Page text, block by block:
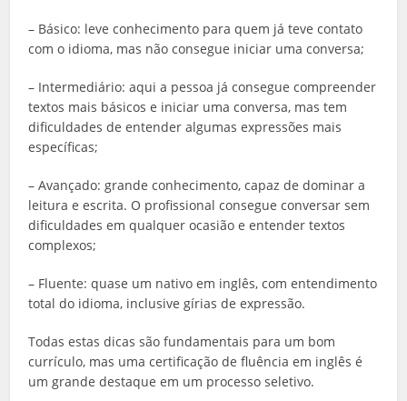
– Básico: leve conhecimento para quem já teve contato
com o idioma, mas não consegue iniciar uma conversa;
– Intermediário: aqui a pessoa já consegue compreender
textos mais básicos e iniciar uma conversa, mas tem
dificuldades de entender algumas expressões mais
específicas;
– Avançado: grande conhecimento, capaz de dominar a
leitura e escrita. O profissional consegue conversar sem
dificuldades em qualquer ocasião e entender textos
complexos;
– Fluente: quase um nativo em inglês, com entendimento
total do idioma, inclusive gírias de expressão.
Todas estas dicas são fundamentais para um bom
currículo, mas uma certificação de fluência em inglês é
um grande destaque em um processo seletivo.